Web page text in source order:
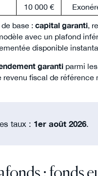
10 000 €
de base :capital garanti ,
avec un plafond
disponible
garanti parmi
revenu fiscal de
taux : 1er août 2026.